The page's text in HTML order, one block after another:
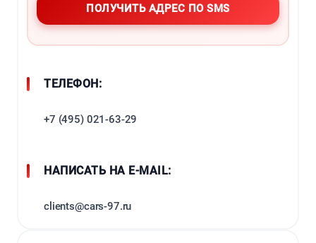
ТЕЛЕФОН:
+7 (495) 021-63-29
НАПИСАТЬ НА E-MAIL:
clients@cars-97.ru